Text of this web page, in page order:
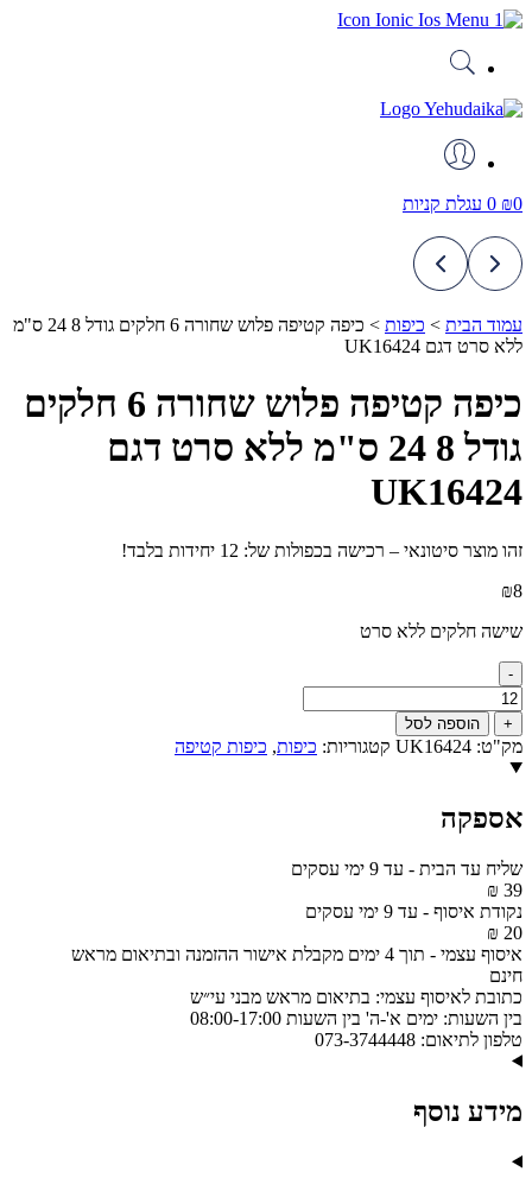
דלג
₪0
0 עגלת קניות
עמוד הבית > כיפות >
כיפה קטיפה פלוש שחורה 6 חלקים גודל 8 24 ס"מ
ללא סרט דגם UK16424
כיפה קטיפה פלוש שחורה 6 חלקים
גודל 8 24 ס"מ ללא סרט דגם
UK16424
זהו מוצר סיטונאי – רכישה בכפולות של: 12 יחידות בלבד!
₪8
שישה חלקים ללא סרט
-
כמות
של
כיפה
קטיפה
6
גודל
8
24
ס"מ
ללא
סרט
דגם
UK16424
+ הוספה לסל
מק"ט: UK16424 קטגוריות: כיפות, כיפות קטיפה
אספקה
שליח עד הבית - עד 9 ימי עסקים
39 ₪
נקודת איסוף - עד 9 ימי עסקים
20 ₪
איסוף עצמי - תוך 4 ימים מקבלת אישור ההזמנה ובתיאום מראש
חינם
כתובת לאיסוף עצמי: בתיאום מראש מבני עי״ש
בין השעות: ימים א'-ה' בין השעות 08:00-17:00
טלפון לתיאום: 073-3744448
מידע נוסף